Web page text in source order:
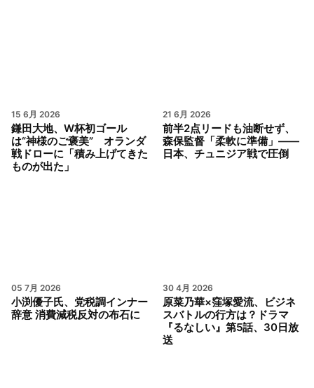
15 6月 2026
鎌田大地、W杯初ゴール
は“神様のご褒美” オランダ
戦ドローに「積み上げてきた
ものが出た」
21 6月 2026
前半2点リードも油断せず、
森保監督「柔軟に準備」——
日本、チュニジア戦で圧倒
05 7月 2026
小渕優子氏、党税調インナー
辞意 消費減税反対の布石に
30 4月 2026
原菜乃華×窪塚愛流、ビジネ
スバトルの行方は？ドラマ
『るなしい』第5話、30日放
送